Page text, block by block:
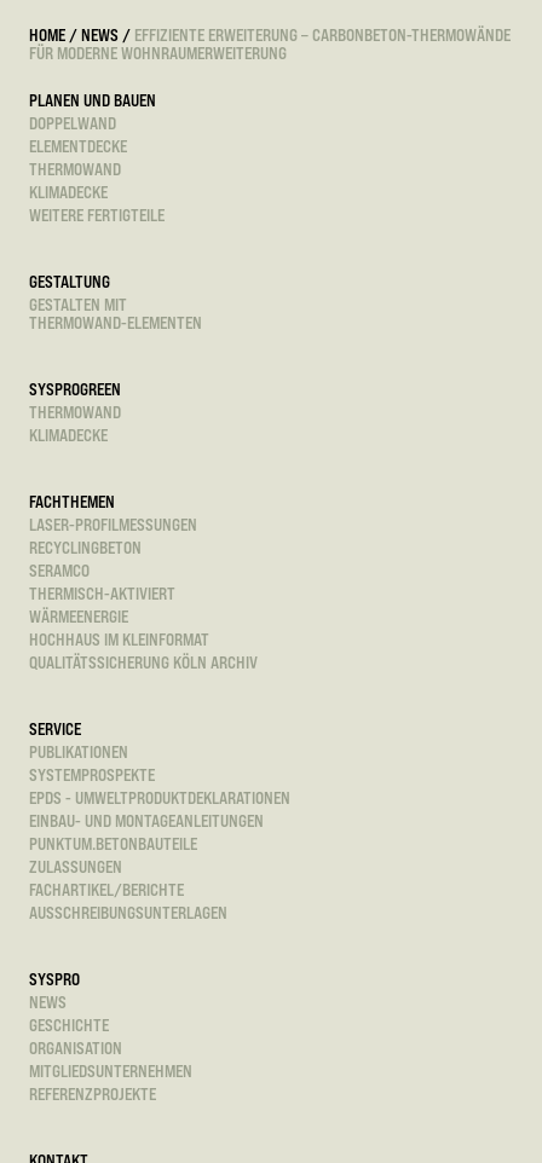
HOME /NEWS / EFFIZIENTE ERWEITERUNG – CARBONBETON-THERMOWÄNDE
FÜR MODERNE WOHNRAUMERWEITERUNG
PLANEN UND BAUEN
DOPPELWAND
ELEMENTDECKE
THERMOWAND
KLIMADECKE
WEITERE FERTIGTEILE
GESTALTUNG
GESTALTEN MIT
THERMOWAND-ELEMENTEN
SYSPROGREEN
THERMOWAND
KLIMADECKE
FACHTHEMEN
LASER-PROFILMESSUNGEN
RECYCLINGBETON
SERAMCO
THERMISCH-AKTIVIERT
WÄRMEENERGIE
HOCHHAUS IM KLEINFORMAT
QUALITÄTSSICHERUNG KÖLN ARCHIV
SERVICE
PUBLIKATIONEN
SYSTEMPROSPEKTE
EPDS - UMWELTPRODUKTDEKLARATIONEN
EINBAU- UND MONTAGEANLEITUNGEN
PUNKTUM.BETONBAUTEILE
ZULASSUNGEN
FACHARTIKEL/BERICHTE
AUSSCHREIBUNGSUNTERLAGEN
SYSPRO
NEWS
GESCHICHTE
ORGANISATION
MITGLIEDSUNTERNEHMEN
REFERENZPROJEKTE